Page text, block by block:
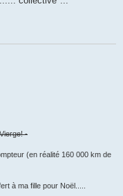
-
(en réalité 160 000 km de
à ma fille pour Noël.....